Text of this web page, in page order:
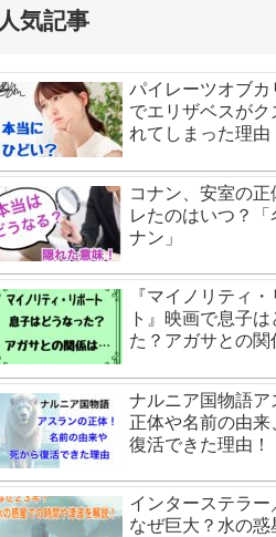
人気記事
パイレーツオブカ
でエリザベスがク
れてしまった理由
コナン、安室の正
レたのはいつ？「
ナン」
『マイノリティ
ト』映画で息子は
た？アガサとの関
ナルニア国物語ア
正体や名前の由来
復活できた理由！
インターステラー
なぜ巨大？水の惑